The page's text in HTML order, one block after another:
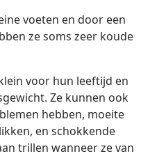
voeten en door een
ze soms zeer koude
voor hun leeftijd en
Ze kunnen ook
hebben, moeite
en schokkende
trillen wanneer ze van